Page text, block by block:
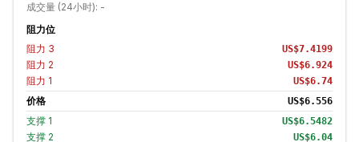
成交量 (24小时): -
阻力位
阻力 3 US$7.4199
阻力 2 US$6.924
阻力 1 US$6.74
价格 US$6.556
支撑 1 US$6.5482
支撑 2 US$6.04